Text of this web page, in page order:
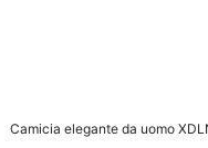
Camicia elegante da uomo